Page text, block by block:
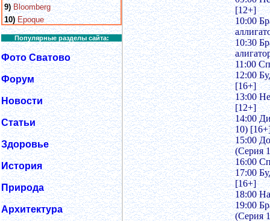
9) Bloomberg
10) Epoque
Популярные разделы сайта:
Фото Сватово
Форум
Новости
Статьи
Здоровье
История
Природа
Архитектура
[12+]
10:00
10:30
11:00
12:00
[16+]
13:00
[12+]
14:00
10)
15:00
(Серия
16:00
17:00
[16+]
18:00
19:00
(Серия